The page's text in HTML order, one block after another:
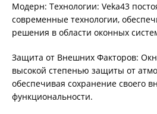
Модерн: Технологии: Veka43
современные технологии,
решения в области оконных
Защита от Внешних Факторов:
высокой степенью защиты от
обеспечивая сохранение своего
функциональности.